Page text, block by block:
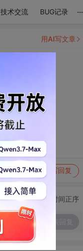
技术交流 BUG记录 ...
写回复
用AI写文章
切换为时间正序